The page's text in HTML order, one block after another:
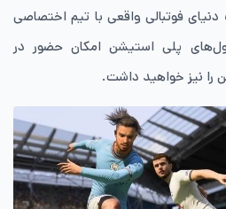
فوتبالی واقعی با تیم اختصاصی
پلی‌ استیشن امکان حضور در
را نیز خواهید داشت.